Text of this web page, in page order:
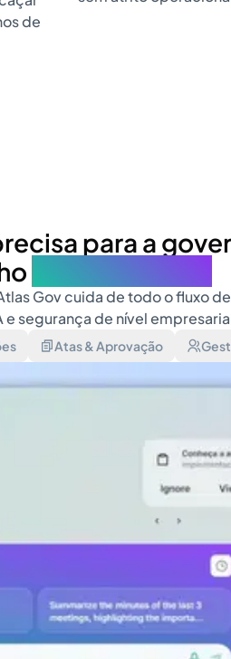
de
para a
Gov cuida de todo o fluxo
e segurança de nível
Atas & Aprovação